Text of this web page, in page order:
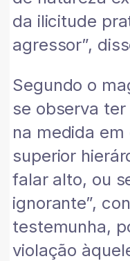
da ilicitude
agressor”,
Segundo o
se observa
na medida
superior
falar alto, ou
ignorante”,
testemunha,
violação